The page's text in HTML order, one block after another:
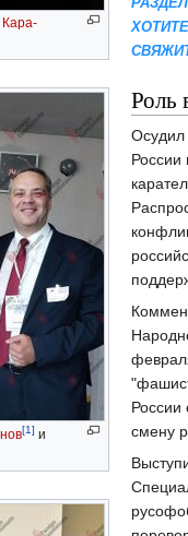
[1] и
Роль
Осудил
России
России
смену